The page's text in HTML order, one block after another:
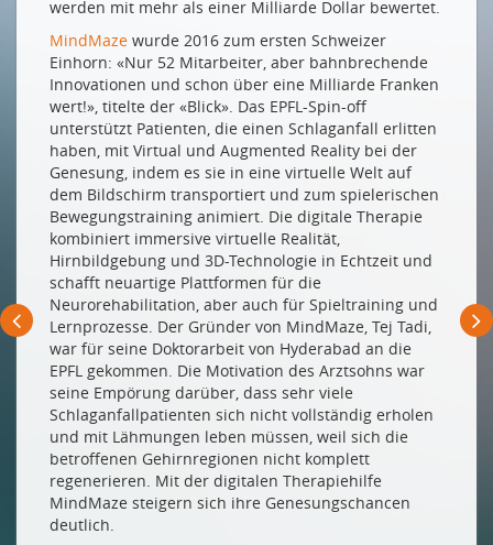
FÖRDERINSTRUMENTE FÜR START-UPS
Innosuisse: Gezielte Unterstützung
Labs und Kicks
UNICORNS
Wertvolle Geschöpfe
PREIS- UND HOFFNUNGSTRÄGER
Ein verlässlicher digitaler Gesundheitsbegleiter
Ditigal überwachte Pferde und ein Cyberwachhund
Wie das Start-up Uhoo Cookies ablöst
Ein revolutionärer BH
VOM START-UP ZUM SCALE-UP
Wenn Start-ups erwachsen werden
Drucken
Impressum
werden mit mehr als einer Milliarde Dollar bewertet.
MindMaze wurde 2016 zum ersten Schweizer
Einhorn: «Nur 52 Mitarbeiter, aber bahnbrechende
Innovationen und schon über eine Milliarde Franken
wert!», titelte der «Blick». Das EPFL-Spin-off
unterstützt Patienten, die einen Schlaganfall erlitten
haben, mit Virtual und Augmented Reality bei der
Genesung, indem es sie in eine virtuelle Welt auf
dem Bildschirm transportiert und zum spielerischen
Bewegungstraining animiert. Die digitale Therapie
kombiniert immersive virtuelle Realität,
Hirnbildgebung und 3D-Technologie in Echtzeit und
schafft neuartige Plattformen für die
Neurorehabilitation, aber auch für Spieltraining und
Lernprozesse. Der Gründer von MindMaze, Tej Tadi,
war für seine Doktorarbeit von Hyderabad an die
EPFL gekommen. Die Motivation des Arztsohns war
seine Empörung darüber, dass sehr viele
Schlaganfallpatienten sich nicht vollständig erholen
und mit Lähmungen leben müssen, weil sich die
betroffenen Gehirnregionen nicht komplett
regenerieren. Mit der digitalen Therapiehilfe
MindMaze steigern sich ihre Genesungschancen
deutlich.